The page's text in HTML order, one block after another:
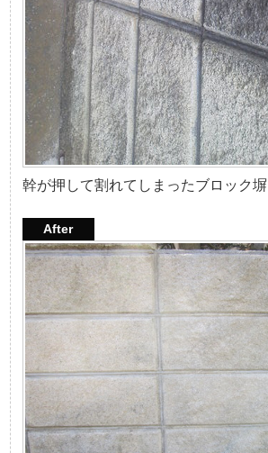
幹が押して割れてしまったブロック塀
After